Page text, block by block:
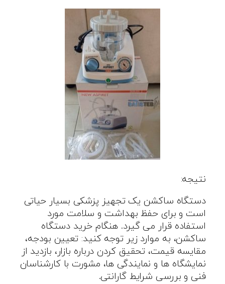
نتیجه:
دستگاه ساکشن یک تجهیز پزشکی بسیار حیاتی
است و برای حفظ بهداشت و سلامت مورد
استفاده قرار می گیرد. هنگام خرید دستگاه
ساکشن، به موارد زیر توجه کنید: تعیین بودجه،
مقایسه قیمت، تحقیق کردن درباره بازار، بازدید از
نمایشگاه ها و نمایندگی ها، مشورت با کارشناسان
فنی و بررسی شرایط گارانتی.